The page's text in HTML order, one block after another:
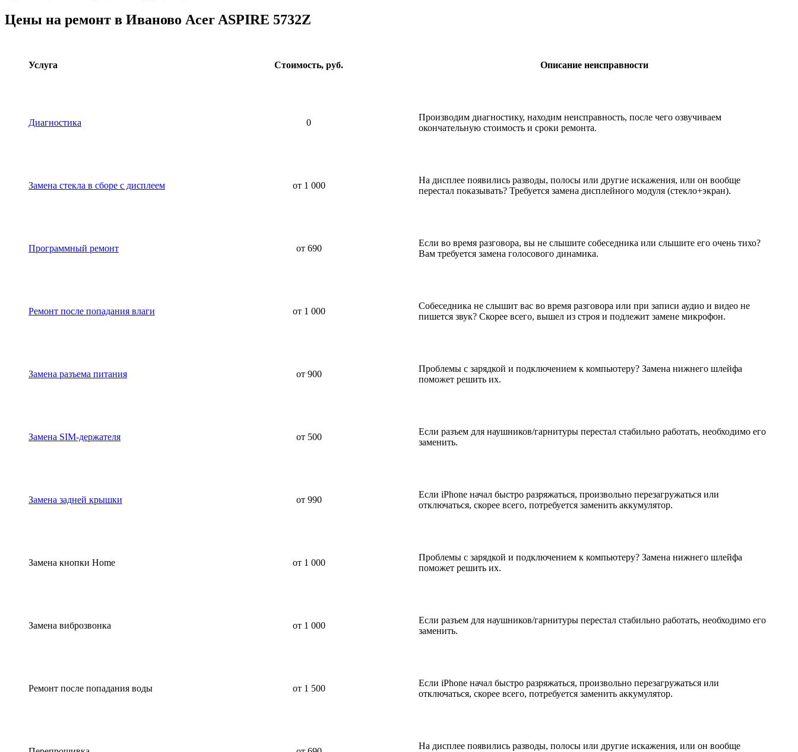
Цены на ремонт в Иваново Acer ASPIRE 5732Z
Услуга Стоимость, руб. Описание неисправности
Диагностика 0
Производим диагностику, находим неисправность, после чего озвучиваем
окончательную стоимость и сроки ремонта.
Замена стекла в сборе с дисплеем от 1 000
На дисплее появились разводы, полосы или другие искажения, или он вообще
перестал показывать? Требуется замена дисплейного модуля (стекло+экран).
Программный ремонт от 690
Если во время разговора, вы не слышите собеседника или слышите его очень тихо?
Вам требуется замена голосового динамика.
Ремонт после попадания влаги от 1 000
Собеседника не слышит вас во время разговора или при записи аудио и видео не
пишется звук? Скорее всего, вышел из строя и подлежит замене микрофон.
Замена разъема питания от 900
Проблемы с зарядкой и подключением к компьютеру? Замена нижнего шлейфа
поможет решить их.
Замена SIM-держателя от 500
Если разъем для наушников/гарнитуры перестал стабильно работать, необходимо его
заменить.
Замена задней крышки от 990
Если iPhone начал быстро разряжаться, произвольно перезагружаться или
отключаться, скорее всего, потребуется заменить аккумулятор.
Замена кнопки Home от 1 000
Проблемы с зарядкой и подключением к компьютеру? Замена нижнего шлейфа
поможет решить их.
Замена виброзвонка от 1 000
Если разъем для наушников/гарнитуры перестал стабильно работать, необходимо его
заменить.
Ремонт после попадания воды от 1 500
Если iPhone начал быстро разряжаться, произвольно перезагружаться или
отключаться, скорее всего, потребуется заменить аккумулятор.
На дисплее появились разводы, полосы или другие искажения, или он вообще